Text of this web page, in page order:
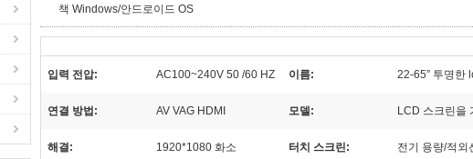
책 Windows/안드로이드 OS
입력 전압: AC100~240V 50 /60 HZ 이름: 22-65” 투명한
연결 방법: AV VAG HDMI 모델: LCD 스크린을
해결: 1920*1080 화소 터치 스크린: 전기 용량/적외